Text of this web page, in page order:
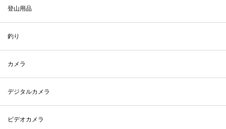
登山用品
釣り
カメラ
デジタルカメラ
ビデオカメラ